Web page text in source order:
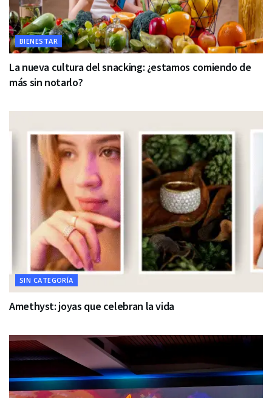
BIENESTAR
La nueva cultura del snacking: ¿estamos comiendo de
más sin notarlo?
SIN CATEGORÍA
Amethyst: joyas que celebran la vida